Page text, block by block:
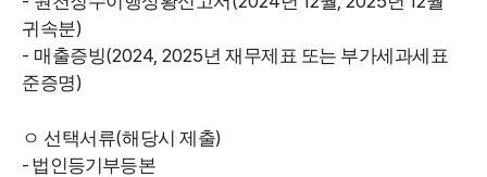
귀속분)
- 매출증빙(2024, 2025년 재무제표 또는 부가세과세표
준증명)
ㅇ 선택서류(해당시 제출)
- 법인등기부등본